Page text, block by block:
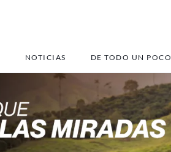
NOTICIAS DE TODO UN POCO